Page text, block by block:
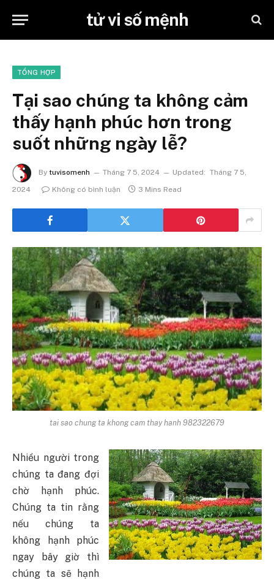
tử vi số mệnh
TỔNG HỢP
Tại sao chúng ta không cảm
thấy hạnh phúc hơn trong
suốt những ngày lễ?
By tuvisomenh Tháng 7 5, 2024 Updated: Tháng 7 5,
2024
Không có bình luận 3 Mins Read
tai sao chung ta khong cam thay hanh 982322679
Nhiều người trong
chúng ta đang đợi
chờ hạnh phúc.
Chúng ta tin rằng
nếu chúng ta
không hạnh phúc
ngay bây giờ thì
chúng ta sẽ hạnh